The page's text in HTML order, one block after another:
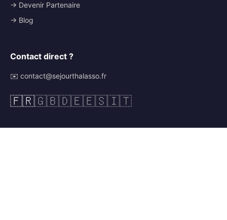
→ Devenir Partenaire
→ Blog
Contact direct ?
✉️ contact@sejourthalasso.fr
🇫🇷🇬🇧🇩🇪🇪🇸🇮🇹